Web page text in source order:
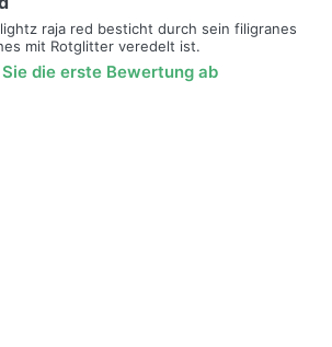
raja red besticht durch sein filigranes
mit Rotglitter veredelt ist.
Sie die erste Bewertung ab